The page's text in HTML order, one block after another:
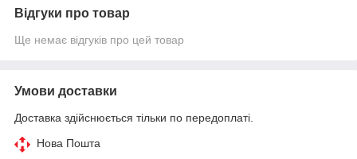
Відгуки про товар
Ще немає відгуків про цей товар
Умови доставки
Доставка здійснюється тільки по передоплаті.
Нова Пошта